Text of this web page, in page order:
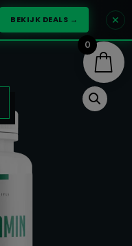
BEKIJK DEALS → ✕
0